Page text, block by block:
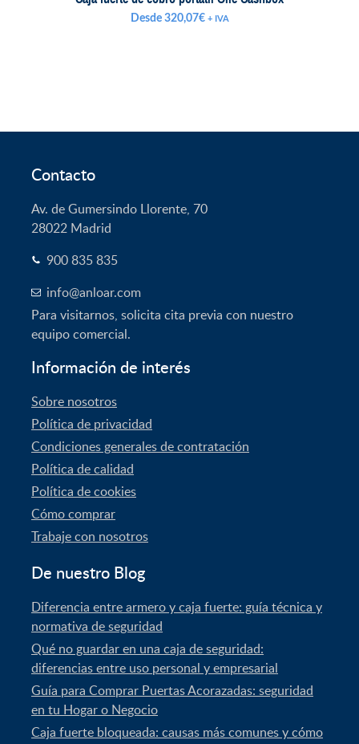
Desde320,07€ + IVA
Contacto
Av. de Gumersindo Llorente, 70
28022 Madrid
900 835 835
info@anloar.com
Para visitarnos, solicita cita previa con nuestro
equipo comercial.
Información de interés
Sobre nosotros
Política de privacidad
Condiciones generales de contratación
Política de calidad
Política de cookies
Cómo comprar
Trabaje con nosotros
De nuestro Blog
Diferencia entre armero y caja fuerte: guía técnica y
normativa de seguridad
Qué no guardar en una caja de seguridad:
diferencias entre uso personal y empresarial
Guía para Comprar Puertas Acorazadas: seguridad
en tu Hogar o Negocio
Caja fuerte bloqueada: causas más comunes y cómo